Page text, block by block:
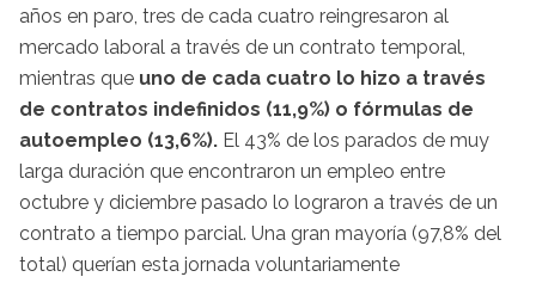
años en paro, tres de cada cuatro reingresaron al
mercado laboral a través de un contrato temporal,
mientras que uno de cada cuatro lo hizo a través
de contratos indefinidos (11,9%) o fórmulas de
autoempleo (13,6%). El 43% de los parados de muy
larga duración que encontraron un empleo entre
octubre y diciembre pasado lo lograron a través de un
contrato a tiempo parcial. Una gran mayoría (97,8% del
total) querían esta jornada voluntariamente